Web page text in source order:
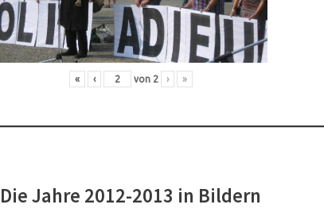
« ‹ von 2 › »
Die Jahre 2012-2013 in Bildern